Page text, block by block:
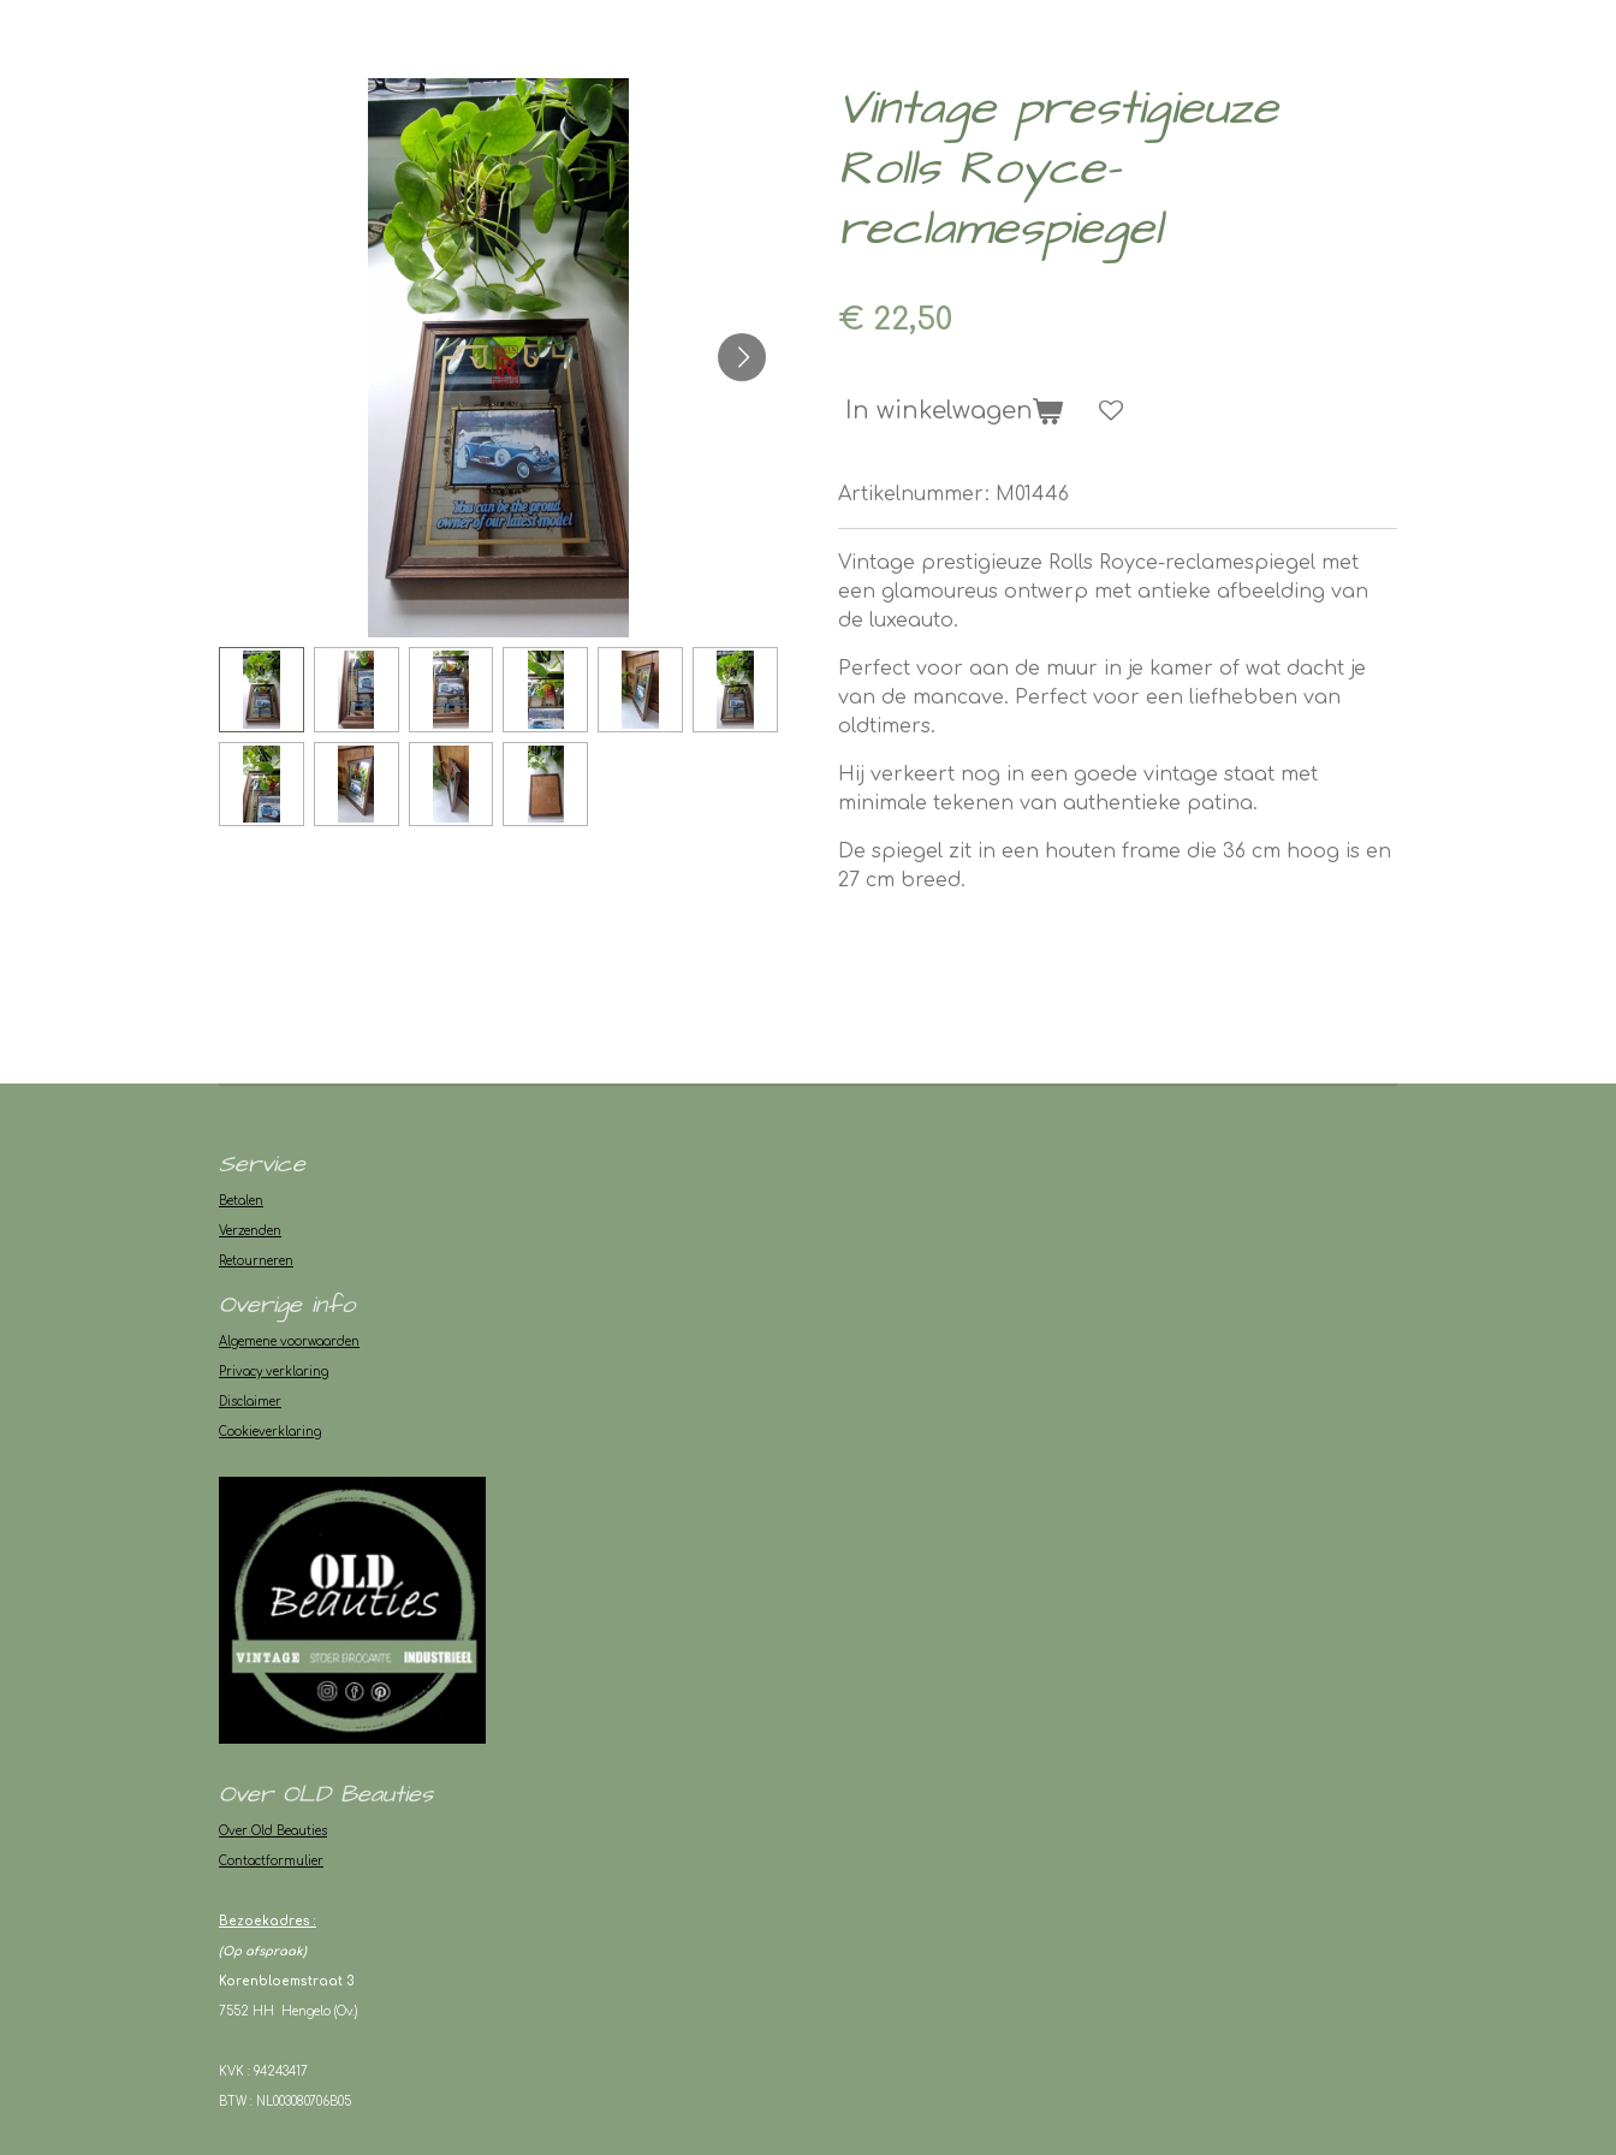
Vintage prestigieuze
Rolls Royce-
reclamespiegel
€ 22,50
In winkelwagen
Artikelnummer: M01446
Vintage prestigieuze Rolls Royce-reclamespiegel met
een glamoureus ontwerp met antieke afbeelding van
de luxeauto.
Perfect voor aan de muur in je kamer of wat dacht je
van de mancave. Perfect voor een liefhebben van
oldtimers.
Hij verkeert nog in een goede vintage staat met
minimale tekenen van authentieke patina.
De spiegel zit in een houten frame die 36 cm hoog is en
27 cm breed.
Service
Betalen
Verzenden
Retourneren
Overige info
Algemene voorwaarden
Privacy verklaring
Disclaimer
Cookieverklaring
Over OLD Beauties
Over Old Beauties
Contactformulier
Bezoekadres :
(Op afspraak)
Korenbloemstraat 3
7552 HH Hengelo (Ov.)
KVK : 94243417
BTW : NL003080706B05